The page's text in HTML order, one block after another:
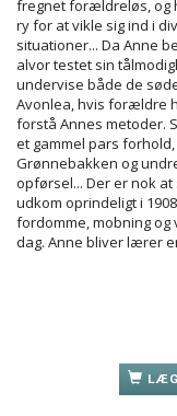
fregnet forældreløs, og
ry for at vikle sig ind i
situationer... Da Anne
alvor testet sin
undervise både de
Avonlea, hvis forældre
forstå Annes metoder.
et gammel pars
Grønnebakken og
opførsel... Der er nok
udkom oprindeligt i
fordomme, mobning
dag. Anne bliver lærer